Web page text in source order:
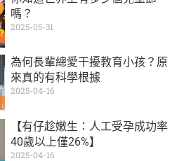
嗎？
2025-05-31
為何長輩總愛干擾教育小孩？原
來真的有科學根據
2025-04-16
【有仔趁嫩生：人工受孕成功率
40歲以上僅26%】
2025-04-16